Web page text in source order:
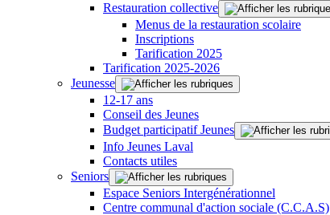
Restauration collective
Menus de la restauration scolaire
Inscriptions
Tarification 2025
Tarification 2025-2026
Jeunesse
12-17 ans
Conseil des Jeunes
Budget participatif Jeunes
Info Jeunes Laval
Contacts utiles
Seniors
Espace Seniors Intergénérationnel
Centre communal d'action sociale (C.C.A.S)